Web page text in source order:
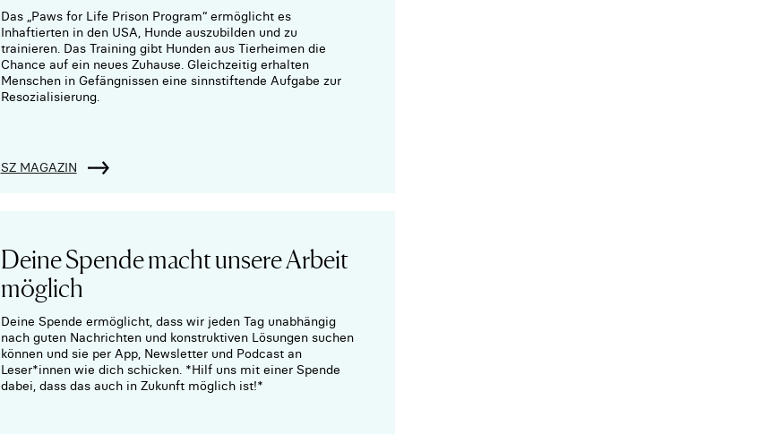
Das „Paws for Life Prison Program“ ermöglicht es
Inhaftierten in den USA, Hunde auszubilden und zu
trainieren. Das Training gibt Hunden aus Tierheimen die
Chance auf ein neues Zuhause. Gleichzeitig erhalten
Menschen in Gefängnissen eine sinnstiftende Aufgabe zur
Resozialisierung.
SZ MAGAZIN
Deine Spende macht unsere Arbeit
möglich
Deine Spende ermöglicht, dass wir jeden Tag unabhängig
nach guten Nachrichten und konstruktiven Lösungen suchen
können und sie per App, Newsletter und Podcast an
Leser*innen wie dich schicken. *Hilf uns mit einer Spende
dabei, dass das auch in Zukunft möglich ist!*